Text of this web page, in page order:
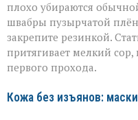
плохо убираются
швабры пузырчатой
закрепите резинкой.
притягивает мелкий
первого прохода.
Кожа без изъянов: